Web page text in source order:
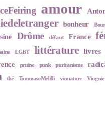
amour
bonheur
Drôme défaut France
LGBT littérature livres
pruine punk puritanisme
thé TommasoMelilli vinnature